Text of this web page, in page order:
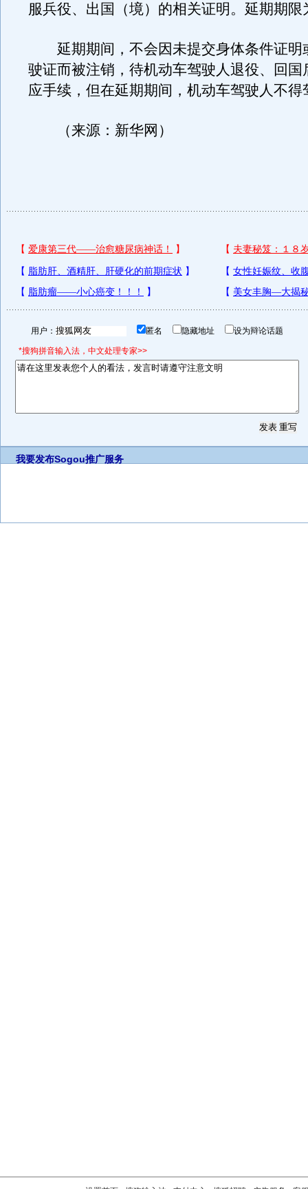
服兵役、出国（境）的相关证明。延期期限
延期期间，不会因未提交身体条件证明
驶证而被注销，待机动车驾驶人退役、回国
应手续，但在延期期间，机动车驾驶人不得
（来源：新华网）
用户： 匿名 隐藏地址 设为辩论话题
*搜狗拼音输入法，中文处理专家>>
我要发布Sogou推广服务